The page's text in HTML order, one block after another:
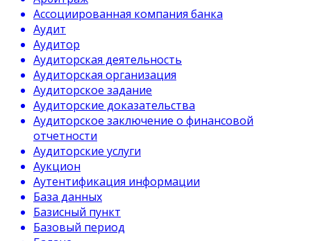
Ассоциированная компания банка
Аудит
Аудитор
Аудиторская деятельность
Аудиторская организация
Аудиторское задание
Аудиторские доказательства
Аудиторское заключение о финансовой
отчетности
Аудиторские услуги
Аукцион
Аутентификация информации
База данных
Базисный пункт
Базовый период